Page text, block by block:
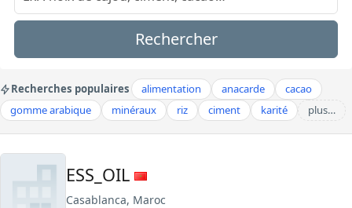
Rechercher
Recherches populaires alimentation anacarde
cacao
gomme arabique
minéraux riz ciment karité plus…
ESS_OIL
Casablanca, Maroc